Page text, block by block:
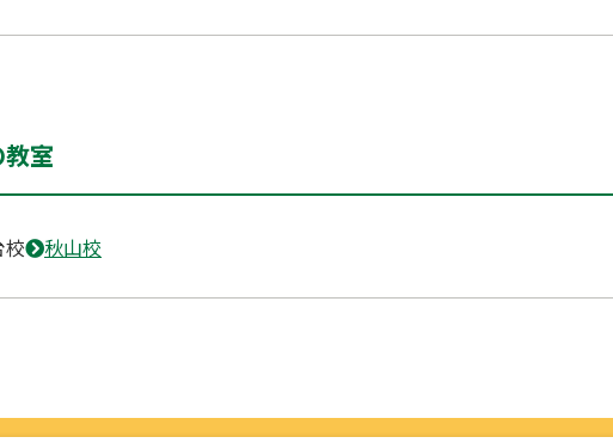
室
校 秋山校